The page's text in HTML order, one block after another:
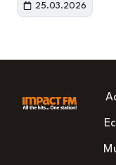
25.03.2026